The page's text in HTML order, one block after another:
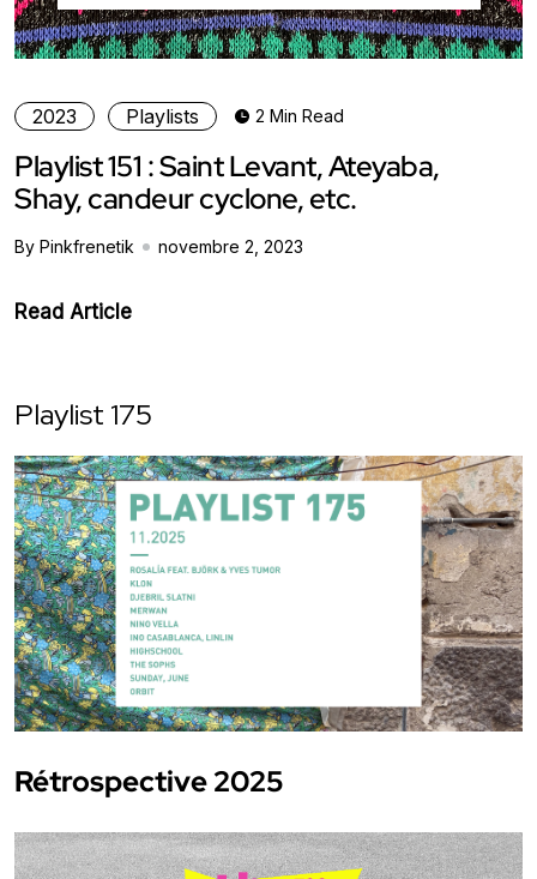
2023 Playlists 2 Min Read
Playlist 151 : Saint Levant, Ateyaba,
Shay, candeur cyclone, etc.
By Pinkfrenetik novembre 2, 2023
Read Article
Playlist 175
Rétrospective 2025